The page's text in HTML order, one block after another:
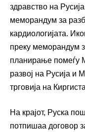
здравство на
меморандум за
кардиологијата.
преку меморандум
планирање помеѓу
развој на Русија и
трговија на
На крајот, Руска
потпишаа договор